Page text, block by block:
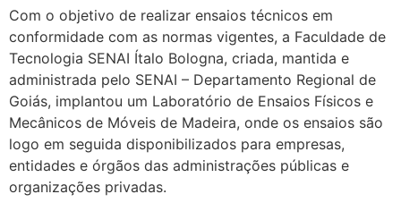
Com o objetivo de realizar ensaios técnicos em
conformidade com as normas vigentes, a Faculdade de
Tecnologia SENAI Ítalo Bologna, criada, mantida e
administrada pelo SENAI – Departamento Regional de
Goiás, implantou um Laboratório de Ensaios Físicos e
Mecânicos de Móveis de Madeira, onde os ensaios são
logo em seguida disponibilizados para empresas,
entidades e órgãos das administrações públicas e
organizações privadas.